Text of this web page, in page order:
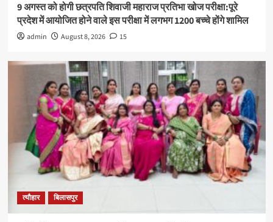
9 अगस्त को होगी छत्रपति शिवाजी महाराज प्रतिभा खोज परीक्षा:पूरे
प्रदेश में आयोजित होने वाले इस परीक्षा में लगभग 1200 बच्चे होंगे शामिल
admin August 8, 2026 15
त्यौहार बिलासपुर